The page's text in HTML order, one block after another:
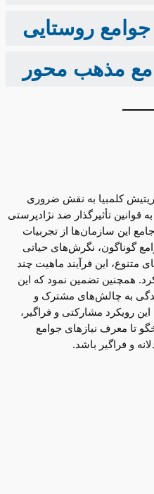
جوامع روستایی
مذهب محور
کلمبیا به نقش ضروری
تأثیرگذار ضد نژادپرستی
این سازمان‌ها از تجربیات
گوناگون، نگرش‌های حیاتی
متنوع، این فرآیند ماهیت چند
همچنین تضمین نمود که این
به چالش‌های مشترک و
رویکرد مشارکتی و فراگیر،
تا معرف نیازهای جوامع
و فراگیر باشد.